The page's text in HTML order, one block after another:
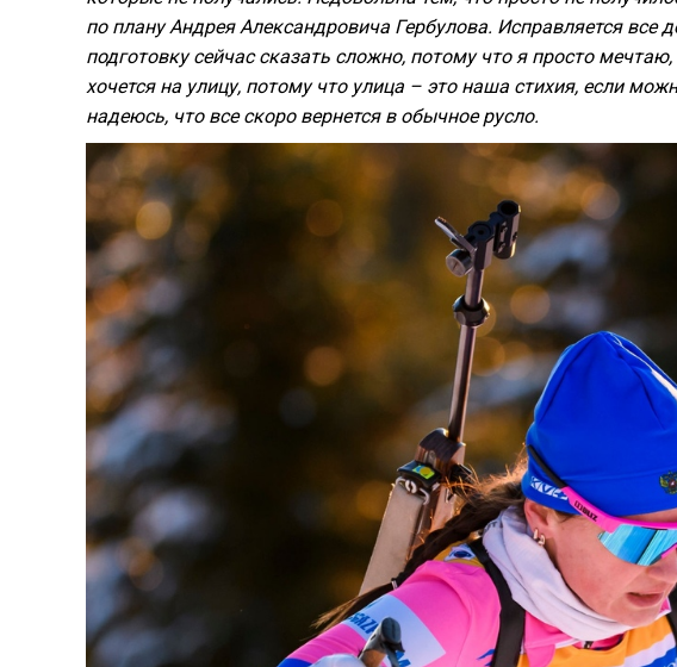
по плану Андрея Александровича Гербулова. Исправляется
подготовку сейчас сказать сложно, потому что я просто
хочется на улицу, потому что улица – это наша стихия, если
надеюсь, что все скоро вернется в обычное русло.